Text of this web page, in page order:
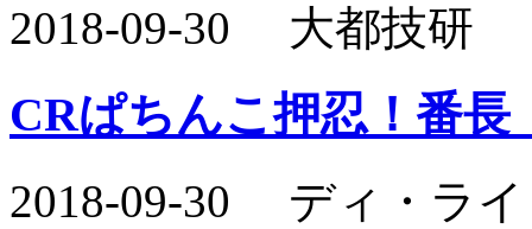
2018-09-30 大都技研
CRぱちんこ押忍！番
2018-09-30 ディ・ラ